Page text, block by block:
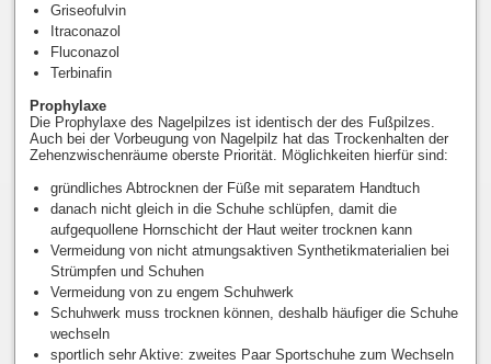
Griseofulvin
Itraconazol
Fluconazol
Terbinafin
Prophylaxe
Die Prophylaxe des Nagelpilzes ist identisch der des Fußpilzes.
Auch bei der Vorbeugung von Nagelpilz hat das Trockenhalten der
Zehenzwischenräume oberste Priorität. Möglichkeiten hierfür sind:
gründliches Abtrocknen der Füße mit separatem Handtuch
danach nicht gleich in die Schuhe schlüpfen, damit die
aufgequollene Hornschicht der Haut weiter trocknen kann
Vermeidung von nicht atmungsaktiven Synthetikmaterialien bei
Strümpfen und Schuhen
Vermeidung von zu engem Schuhwerk
Schuhwerk muss trocknen können, deshalb häufiger die Schuhe
wechseln
sportlich sehr Aktive: zweites Paar Sportschuhe zum Wechseln